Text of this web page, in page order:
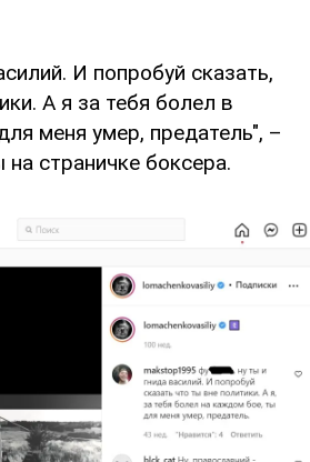
И попробуй сказать,
А я за тебя болел в
меня умер, предатель", –
страничке боксера.